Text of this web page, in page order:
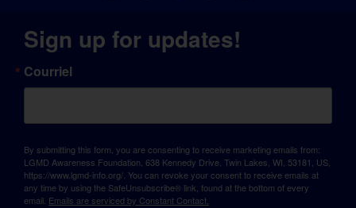
Sign up for updates!
Courriel
By submitting this form, you are consenting to receive marketing emails from:
LGMD Awareness Foundation, 638 Kennedy Drive, Twin Lakes, WI, 53181, US,
https://www.lgmd-info.org/. You can revoke your consent to receive emails at
any time by using the SafeUnsubscribe® link, found at the bottom of every
email. Emails are serviced by Constant Contact.